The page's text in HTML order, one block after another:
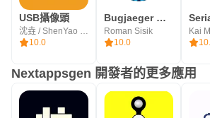
USB攝像頭
沈垚 / ShenYao China
10.0
Bugjaeger Mobile ADB - USB OTG
Roman Sisik
10.0
Kai
Nextappsgen 開發者的更多應用